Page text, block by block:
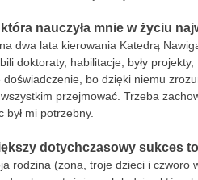
która nauczyła mnie w życiu
dwa lata kierowania Katedrą
doktoraty, habilitacje, były
doświadczenie, bo dzięki niemu
przejmować. Trzeba
był mi potrzebny.
dotychczasowy sukces
rodzina (żona, troje dzieci i czworo